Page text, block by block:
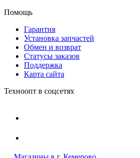
Помощь
Гарантия
Установка запчастей
Обмен и возврат
Статусы заказов
Поддержка
Карта сайта
Техноопт в соцсетях